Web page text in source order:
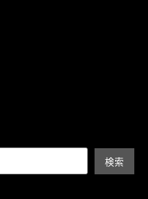
検索